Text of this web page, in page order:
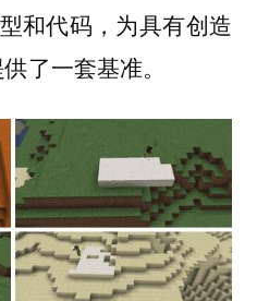
和代码，为具有创造
了一套基准。